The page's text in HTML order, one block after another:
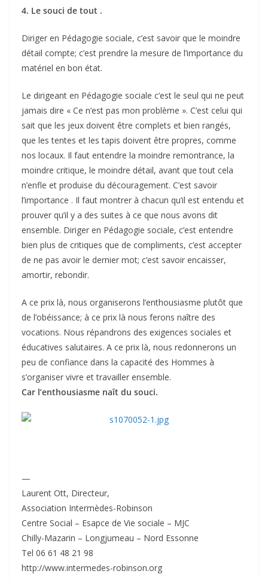
4. Le souci de tout .
Diriger en Pédagogie sociale, c’est savoir que le moindre
détail compte; c’est prendre la mesure de l’importance du
matériel en bon état.
Le dirigeant en Pédagogie sociale c’est le seul qui ne peut
jamais dire « Ce n’est pas mon problème ». C’est celui qui
sait que les jeux doivent être complets et bien rangés,
que les tentes et les tapis doivent être propres, comme
nos locaux. Il faut entendre la moindre remontrance, la
moindre critique, le moindre détail, avant que tout cela
n’enfle et produise du découragement. C’est savoir
l’importance . Il faut montrer à chacun qu’il est entendu et
prouver qu’il y a des suites à ce que nous avons dit
ensemble. Diriger en Pédagogie sociale, c’est entendre
bien plus de critiques que de compliments, c’est accepter
de ne pas avoir le dernier mot; c’est savoir encaisser,
amortir, rebondir.
A ce prix là, nous organiserons l’enthousiasme plutôt que
de l’obéissance; à ce prix là nous ferons naître des
vocations. Nous répandrons des exigences sociales et
éducatives salutaires. A ce prix là, nous redonnerons un
peu de confiance dans la capacité des Hommes à
s’organiser vivre et travailler ensemble.
Car l’enthousiasme naît du souci.
—
Laurent Ott, Directeur,
Association Intermèdes-Robinson
Centre Social – Esapce de Vie sociale – MJC
Chilly-Mazarin – Longjumeau – Nord Essonne
Tel 06 61 48 21 98
http://www.intermedes-robinson.org